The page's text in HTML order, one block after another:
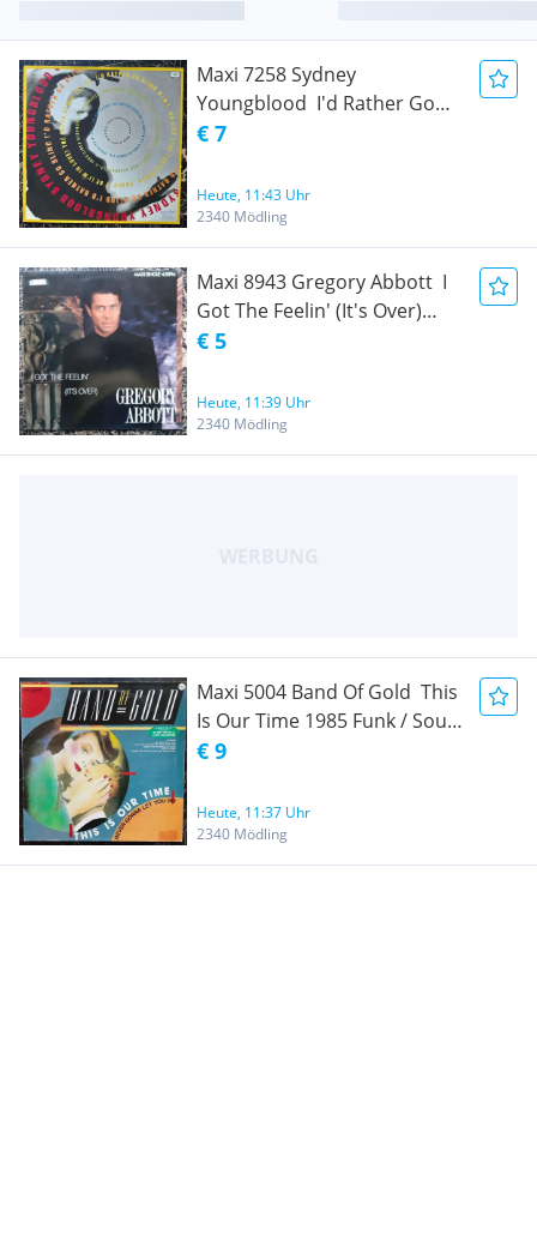
Maxi 7258 Sydney
Youngblood  I'd Rather Go
Blind 1990 Rhythm & Blues,
Media Condition: Zu mindest
VG+ (Very Good+) wenn nicht
BESSER, minimale Hairlines
€ 7
Heute, 11:43 Uhr
2340 Mödling
Maxi 8943 Gregory Abbott  I
Got The Feelin' (It's Over)
1987 Funk / Soul, Soul CBS 
Condition: Zu mindest VG+
(Very Good+) wenn nicht
Near Mint (NM oder M-)
€ 5
Heute, 11:39 Uhr
2340 Mödling
Maxi 5004 Band Of Gold  This
Is Our Time 1985 Funk / Soul,
Disco ZYX Records  ZYX 5310
VG+ (Very Good+) wenn nicht
Near Mint (NM oder M-)
Guter Mix von Barry White
€ 9
Heute, 11:37 Uhr
2340 Mödling